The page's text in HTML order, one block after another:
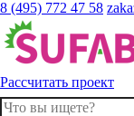
8 (495) 772 47 58
Рассчитать проект